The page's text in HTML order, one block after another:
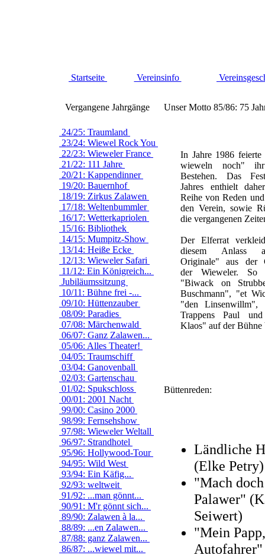
Startseite Vereinsinfo
Vergangene Jahrgänge
24/25: Traumland
23/24: Wiewel Rock You
22/23: Wieweler France
21/22: 111 Jahre
20/21: Kappendinner
19/20: Bauernhof
18/19: Zirkus Zalawen
17/18: Weltenbummler
16/17: Wetterkapriolen
15/16: Bibliothek
14/15: Mumpitz-Show
13/14: Heiße Ecke
12/13: Wieweler Safari
11/12: Ein Königreich...
Jubiläumssitzung
10/11: Bühne frei -...
09/10: Hüttenzauber
08/09: Paradies
07/08: Märchenwald
06/07: Ganz Zalawen...
05/06: Alles Theater!
04/05: Traumschiff
03/04: Ganovenball
02/03: Gartenschau
01/02: Spukschloss
00/01: 2001 Nacht
99/00: Casino 2000
98/99: Fernsehshow
97/98: Wieweler Weltall
96/97: Strandhotel
95/96: Hollywood-Tour
94/95: Wild West
93/94: Ein Käfig...
92/93: weltweit
91/92: ...man gönnt...
90/91: M'r gönnt sich...
89/90: Zalawen à la...
88/89: ...en Zalawen...
87/88: ganz Zalawen...
86/87: ...wiewel mit...
Unser Motto 85/86: 75
In Jahre 1986
wieweln noch" ihr
Bestehen. Das
Jahres enthielt
Reihe von Reden
den Verein, sowie
die vergangenen
Der Elferrat
diesem Anlass
Originale" aus der
der Wieweler. So
"Biwack on
Buschmann", "et
"den Linsenwillm",
Trappens Paul
Klaos" auf der Bühne
Büttenreden:
Ländliche
(Elke Petry)
"Mach
Palawer"
Seiwert)
"Mein